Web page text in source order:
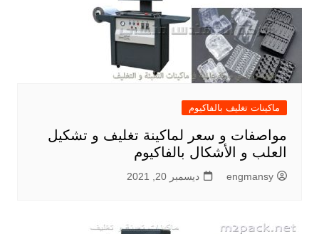
ماكينات تغليف بالفاكيوم
مواصفات و سعر لماكينة تغليف و تشكيل
العلب و الأشكال بالفاكيوم
engmansy ديسمبر 20, 2021